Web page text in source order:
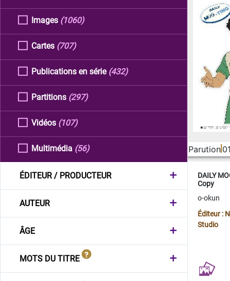
Images (1060)
Cartes (707)
Publications en série (432)
Partitions (297)
Vidéos (107)
Multimédia (56)
ÉDITEUR / PRODUCTEUR
AUTEUR
ÂGE
MOTS DU TITRE
Parution
DAILY
Copy
o-okun
Éditeur :
Studio